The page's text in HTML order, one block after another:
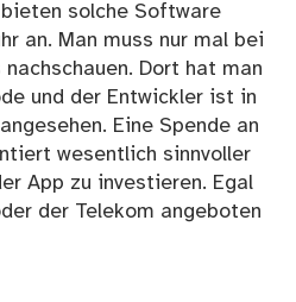
solche Software
an. Man muss nur mal bei
nachschauen. Dort hat man
und der Entwickler ist in
Eine Spende an
wesentlich sinnvoller
App zu investieren. Egal
der Telekom angeboten